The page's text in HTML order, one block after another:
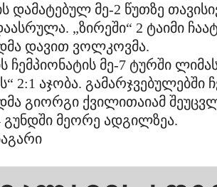
დამატებულ მე-2 წუთზე
„ზირეში“ 2 ტაიმი
დავით ვოლკოვმა.
ჩემპიონატის მე-7 ტურში
2:1 აჯობა. გამარჯვებულებში
გიორგი ქვილითაიამ
მეორე ადგილზეა.